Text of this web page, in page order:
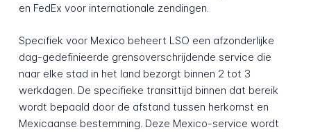
en FedEx voor internationale zendingen.
Specifiek voor Mexico beheert LSO een afzonderlijke
dag-gedefinieerde grensoverschrijdende service die
naar elke stad in het land bezorgt binnen 2 tot 3
werkdagen. De specifieke transittijd binnen dat bereik
wordt bepaald door de afstand tussen herkomst en
Mexicaanse bestemming. Deze Mexico-service wordt